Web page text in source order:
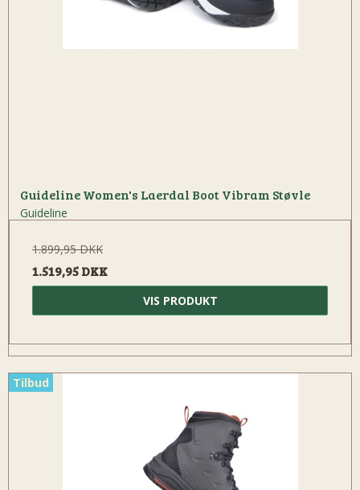
Guideline Women's Laerdal Boot Vibram Støvle
Guideline
1.899,95 DKK
1.519,95 DKK
VIS PRODUKT
Tilbud